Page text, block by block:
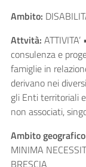
Ambito:
Attvità:
consulenza e
famiglie in
derivano nei
gli Enti territoriali
non associati,
Ambito
MINIMA
BRESCIA